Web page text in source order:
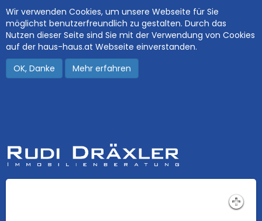
Wir verwenden Cookies, um unsere Webseite für Sie
möglichst benutzerfreundlich zu gestalten. Durch das
Nutzen dieser Seite sind Sie mit der Verwendung von Cookies
auf der haus-haus.at Webseite einverstanden.
OK, Danke
Mehr erfahren